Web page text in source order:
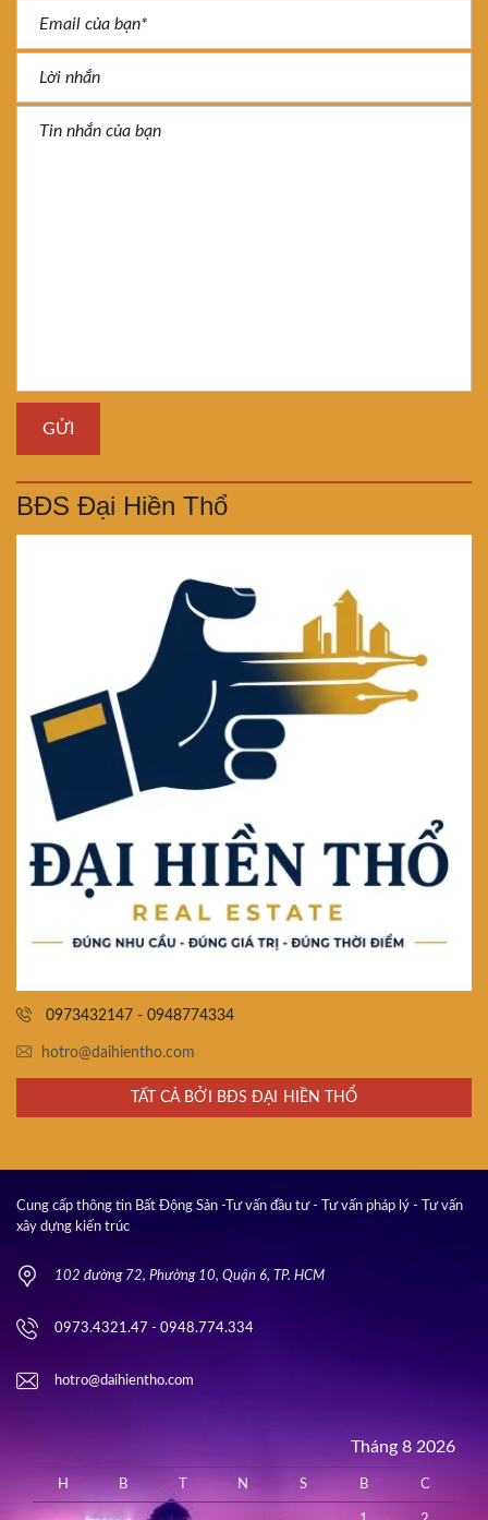
BĐS Đại Hiền Thổ
0973432147 - 0948774334
hotro@daihientho.com
TẤT CẢ BỞI BĐS ĐẠI HIỀN THỔ
Cung cấp thông tin Bất Động Sản -Tư vấn đầu tư - Tư vấn pháp lý - Tư vấn
xây dựng kiến trúc
102 đường 72, Phường 10, Quận 6, TP. HCM
0973.4321.47 - 0948.774.334
hotro@daihientho.com
Tháng 8 2026
H B N S B C